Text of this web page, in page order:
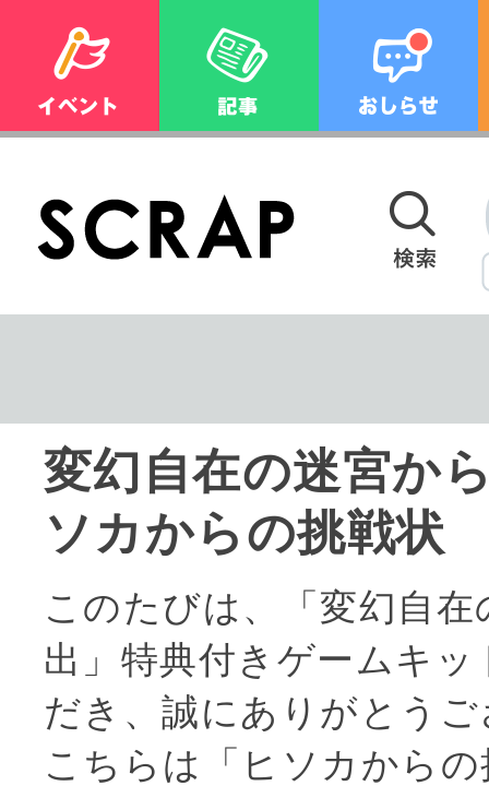
変幻自在の迷宮か
ソカからの挑戦状
このたびは、「変幻自
出」特典付きゲームキ
だき、誠にありがとう
こちらは「ヒソカから